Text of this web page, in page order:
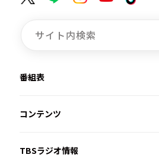
番組表
コンテンツ
TBSラジオ情報